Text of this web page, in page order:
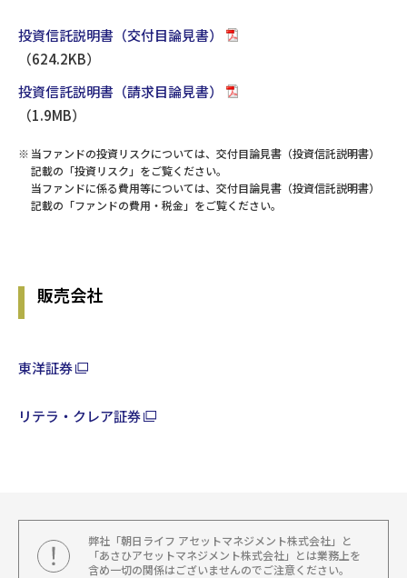
投資信託説明書（交付目論見書）
（624.2KB）
投資信託説明書（請求目論見書）
（1.9MB）
※ 当ファンドの投資リスクについては、交付目論見書（投資信託説明書）
記載の「投資リスク」をご覧ください。
当ファンドに係る費用等については、交付目論見書（投資信託説明書）
記載の「ファンドの費用・税金」をご覧ください。
販売会社
東洋証券
リテラ・クレア証券
弊社「朝日ライフ アセットマネジメント株式会社」と
「あさひアセットマネジメント株式会社」とは業務上を
含め一切の関係はございませんのでご注意ください。